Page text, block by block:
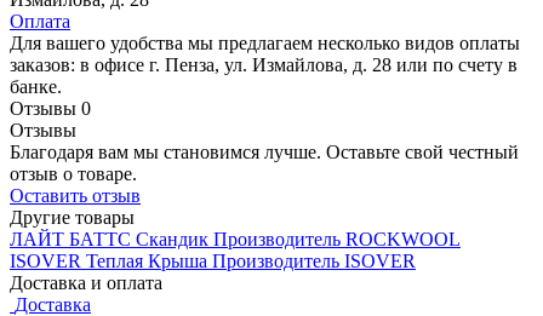
Оплата
Для вашего удобства мы предлагаем несколько видов оплаты
заказов: в офисе г. Пенза, ул. Измайлова, д. 28 или по счету в
банке.
Отзывы 0
Отзывы
Благодаря вам мы становимся лучше. Оставьте свой честный
отзыв о товаре.
Оставить отзыв
Другие товары
ЛАЙТ БАТТС Скандик Производитель ROCKWOOL
ISOVER Теплая Крыша Производитель ISOVER
Доставка и оплата
Доставка